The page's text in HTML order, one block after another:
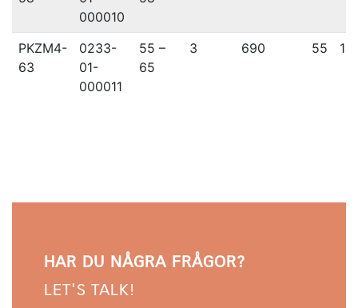
000010
PKZM4-
63
0233-
01-
000011
55 –
65
3 690 55
HAR DU NÅGRA FRÅGOR?
LET'S TALK!